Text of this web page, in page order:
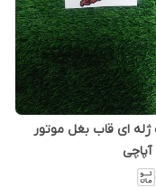
ای قاب بغل موتور